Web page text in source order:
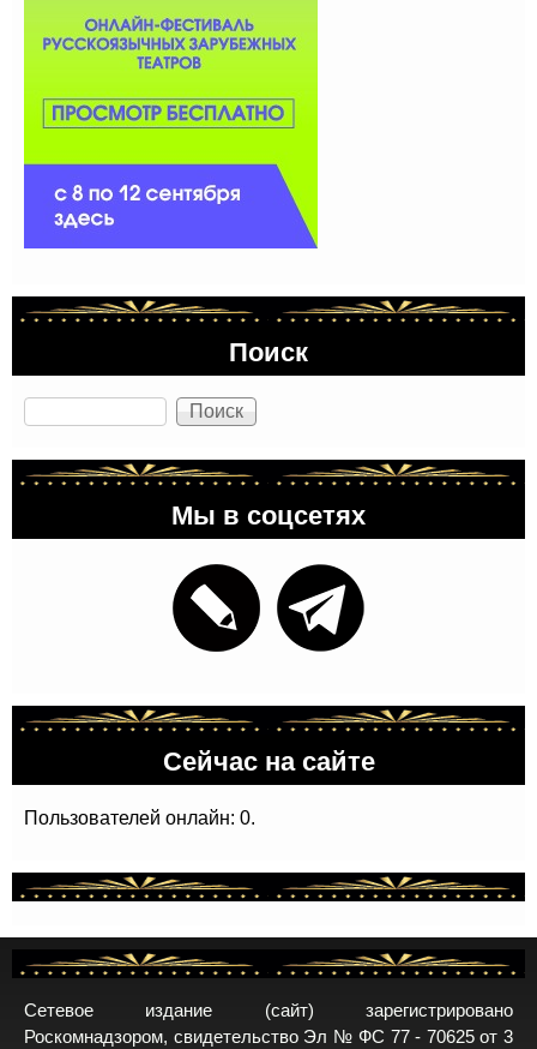
Поиск
Поиск
Мы в соцсетях
Сейчас на сайте
Пользователей онлайн: 0.
Сетевое издание (сайт) зарегистрировано
Роскомнадзором, свидетельство Эл № ФС 77 - 70625 от 3